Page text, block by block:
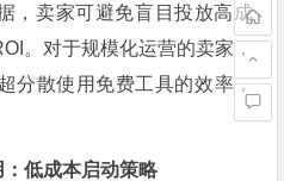
，卖家可避免盲目投放高成
。对于规模化运营的卖家，
分散使用免费工具的效率，
低成本启动策略